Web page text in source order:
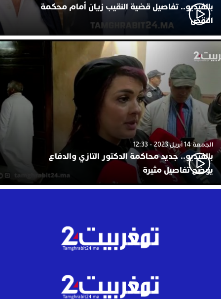
بالفيديو.. تفاصيل قضية النقيب زيان أمام محكمة
النقض
الجمعة 14 أبريل 2023 - 12:33
بالفيديو.. جديد محاكمة الدكتور التازي والدفاع
يوضح تفاصيل مثيرة